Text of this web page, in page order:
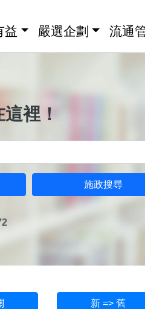
益 嚴選企劃 流通
裡！
施政搜尋
新 => 舊